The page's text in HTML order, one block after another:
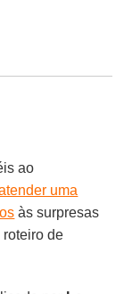
ao
uma
às surpresas
roteiro de